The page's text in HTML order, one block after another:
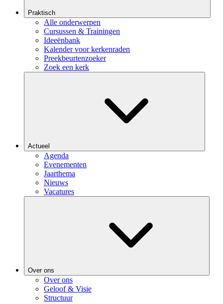
Praktisch
Alle onderwerpen
Cursussen & Trainingen
Ideeënbank
Kalender voor kerkenraden
Preekbeurtenzoeker
Zoek een kerk
Actueel
Agenda
Evenementen
Jaarthema
Nieuws
Vacatures
Over ons
Over ons
Geloof & Visie
Structuur